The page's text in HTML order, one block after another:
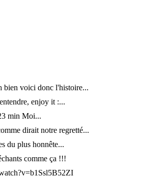
bien voici donc l'histoire...
enjoy it :...
min Moi...
dirait notre regretté...
du plus honnête...
comme ça !!!